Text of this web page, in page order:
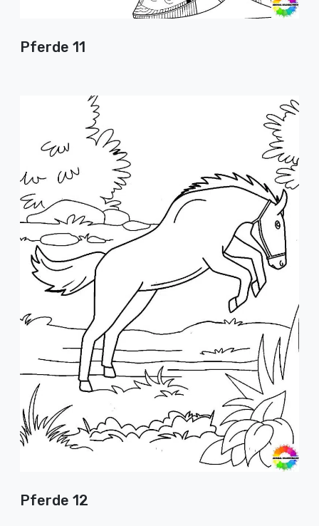
Pferde 11
Pferde 12